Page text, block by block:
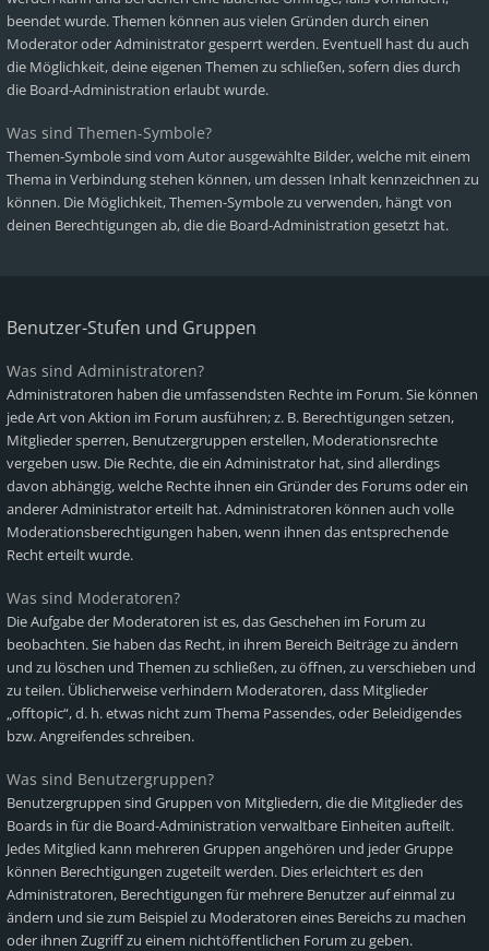
beendet wurde. Themen können aus vielen Gründen durch einen
Moderator oder Administrator gesperrt werden. Eventuell hast du auch
die Möglichkeit, deine eigenen Themen zu schließen, sofern dies durch
die Board-Administration erlaubt wurde.
Was sind Themen-Symbole?
Themen-Symbole sind vom Autor ausgewählte Bilder, welche mit einem
Thema in Verbindung stehen können, um dessen Inhalt kennzeichnen zu
können. Die Möglichkeit, Themen-Symbole zu verwenden, hängt von
deinen Berechtigungen ab, die die Board-Administration gesetzt hat.
Benutzer-Stufen und Gruppen
Was sind Administratoren?
Administratoren haben die umfassendsten Rechte im Forum. Sie können
jede Art von Aktion im Forum ausführen; z. B. Berechtigungen setzen,
Mitglieder sperren, Benutzergruppen erstellen, Moderationsrechte
vergeben usw. Die Rechte, die ein Administrator hat, sind allerdings
davon abhängig, welche Rechte ihnen ein Gründer des Forums oder ein
anderer Administrator erteilt hat. Administratoren können auch volle
Moderationsberechtigungen haben, wenn ihnen das entsprechende
Recht erteilt wurde.
Was sind Moderatoren?
Die Aufgabe der Moderatoren ist es, das Geschehen im Forum zu
beobachten. Sie haben das Recht, in ihrem Bereich Beiträge zu ändern
und zu löschen und Themen zu schließen, zu öffnen, zu verschieben und
zu teilen. Üblicherweise verhindern Moderatoren, dass Mitglieder
„offtopic“, d. h. etwas nicht zum Thema Passendes, oder Beleidigendes
bzw. Angreifendes schreiben.
Was sind Benutzergruppen?
Benutzergruppen sind Gruppen von Mitgliedern, die die Mitglieder des
Boards in für die Board-Administration verwaltbare Einheiten aufteilt.
Jedes Mitglied kann mehreren Gruppen angehören und jeder Gruppe
können Berechtigungen zugeteilt werden. Dies erleichtert es den
Administratoren, Berechtigungen für mehrere Benutzer auf einmal zu
ändern und sie zum Beispiel zu Moderatoren eines Bereichs zu machen
oder ihnen Zugriff zu einem nichtöffentlichen Forum zu geben.